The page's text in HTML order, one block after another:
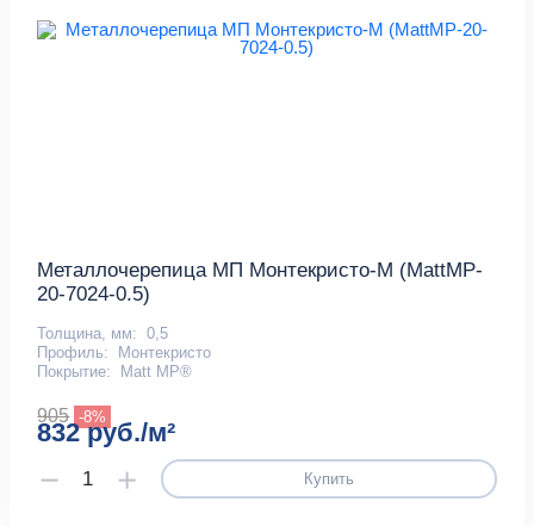
Металлочерепица МП Монтекристо-M (MattMP-
20-7024-0.5)
Толщина, мм: 0,5
Профиль:
Монтекристо
Покрытие:
Matt MP®
905 -8%
832 руб./м²
Купить